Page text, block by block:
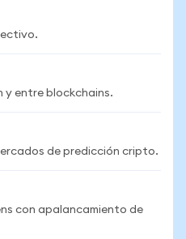
y entre blockchains.
de predicción cripto.
con apalancamiento de